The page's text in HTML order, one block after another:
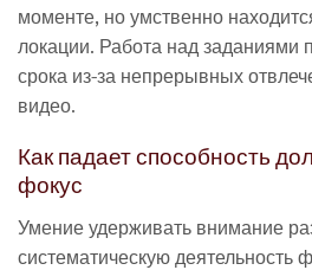
моменте, но умственно
локации. Работа над заданиями
срока из-за непрерывных
видео.
Как падает способность
фокус
Умение удерживать внимание
систематическую деятельность